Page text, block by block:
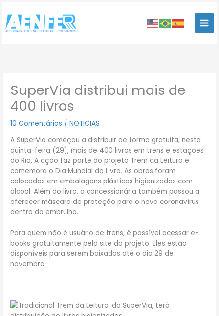
para
conteúdo
SuperVia distribui mais de
400 livros
10 Comentários /NOTICIAS
A SuperVia começou a distribuir de forma gratuita, nesta
quinta-feira (29), mais de 400 livros em trens e estações
do Rio. A ação faz parte do projeto Trem da Leitura e
comemora o Dia Mundial do Livro. As obras foram
colocadas em embalagens plásticas higienizadas com
álcool. Além do livro, a concessionária também passou a
oferecer máscara de proteção para o novo coronavírus
dentro do embrulho.
Para quem não é usuário de trens, é possível acessar e-
books gratuitamente pelo site do projeto. Eles estão
disponíveis para serem baixados até o dia 29 de
novembro.